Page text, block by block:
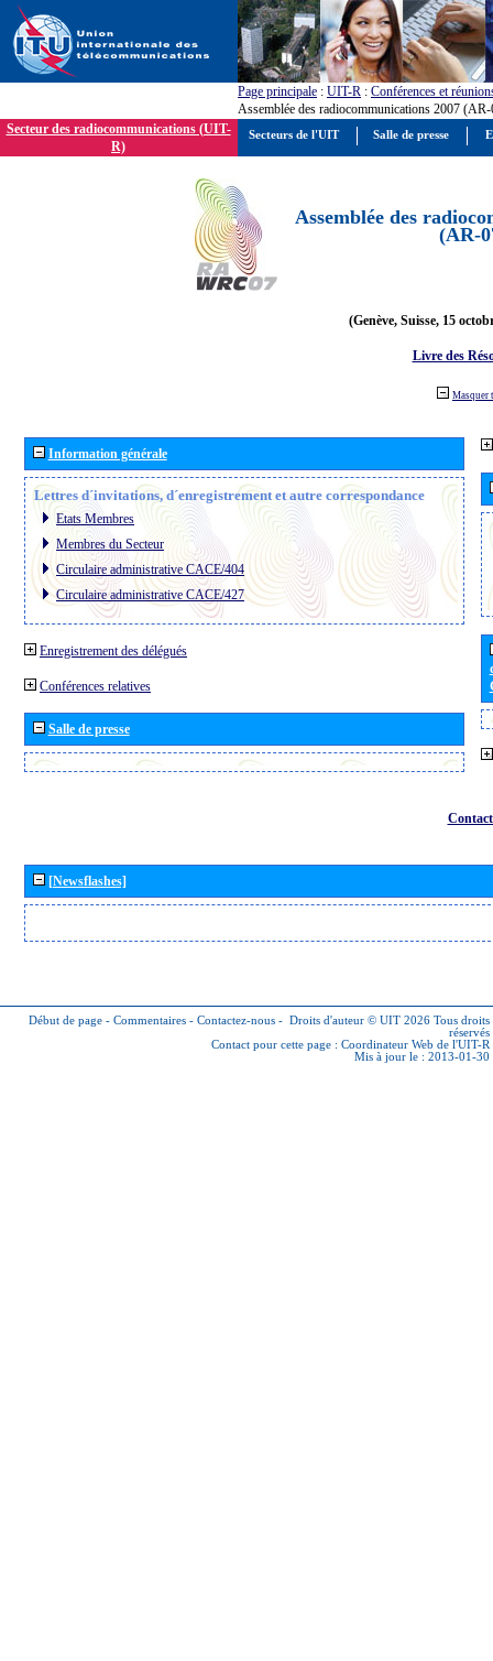
Page principale : UIT-R : Conférences et
Assemblée des radiocommunications 2007
Secteur des radiocommunications (UIT-
R)
Assemblée des
(AR-
(Genève, Suisse, 15
Livre des
Masquer
Information générale
Lettres d´invitations, d´enregistrement et autre correspondance
Etats Membres
Membres du Secteur
Circulaire administrative CACE/404
Circulaire administrative CACE/427
Enregistrement des délégués
Conférences relatives
Salle de presse
[Newsflashes]
Début de page - Commentaires - Contactez-nous - Droits d'auteur © UIT 2026 Tous droits
réservés
Contact pour cette page : Coordinateur Web de l'UIT-R
Mis à jour le : 2013-01-30
Secteurs de l'UIT Salle de presse